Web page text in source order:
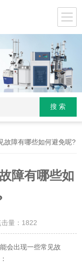
故障有哪些如何避免呢?
障有哪些如
量： 1822
会出现一些常见故